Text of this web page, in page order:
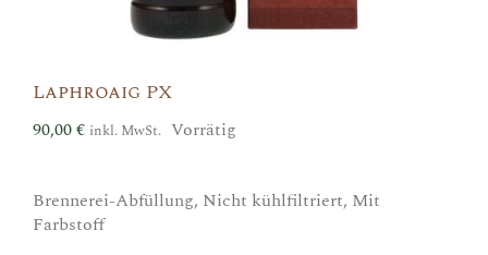
Laphroaig PX
90,00€ inkl. MwSt. Vorrätig
Brennerei-Abfüllung, Nicht kühlfiltriert, Mit
Farbstoff